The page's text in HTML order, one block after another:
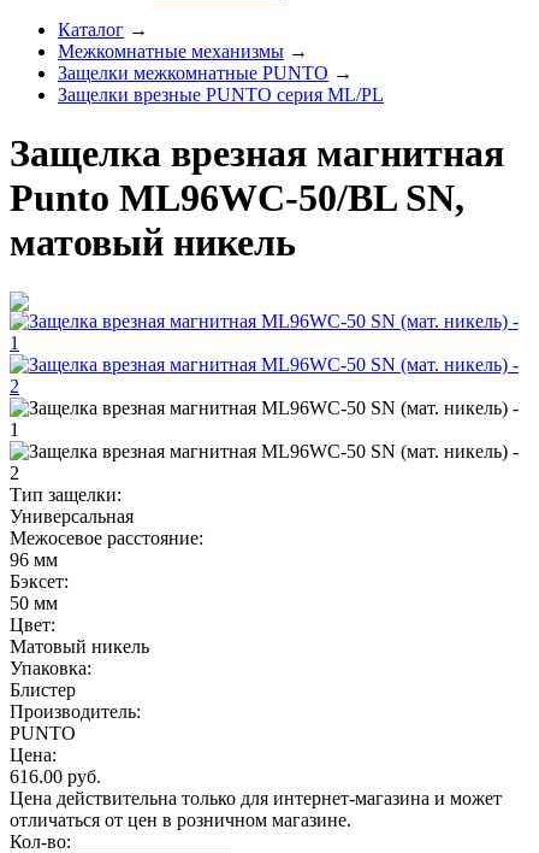
Каталог →
Межкомнатные механизмы →
Защелки межкомнатные PUNTO →
Защелки врезные PUNTO серия ML/PL
Защелка врезная магнитная
Punto ML96WC-50/BL SN,
матовый никель
Тип защелки:
Универсальная
Межосевое расстояние:
96 мм
Бэксет:
50 мм
Цвет:
Матовый никель
Упаковка:
Блистер
Производитель:
PUNTO
Цена:
616.00 руб.
Цена действительна только для интернет-магазина и может
отличаться от цен в розничном магазине.
Кол-во: